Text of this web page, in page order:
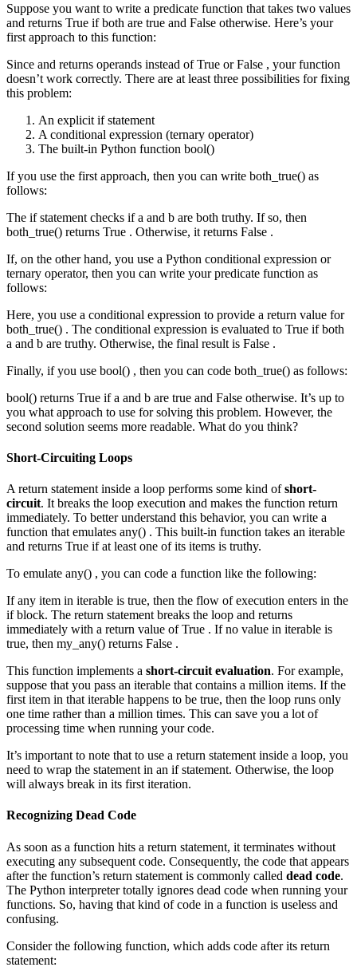
Suppose you want to write a predicate function that takes two values
and returns True if both are true and False otherwise. Here’s your
first approach to this function:
Since and returns operands instead of True or False , your function
doesn’t work correctly. There are at least three possibilities for fixing
this problem:
An explicit if statement
A conditional expression (ternary operator)
The built-in Python function bool()
If you use the first approach, then you can write both_true() as
follows:
The if statement checks if a and b are both truthy. If so, then
both_true() returns True . Otherwise, it returns False .
If, on the other hand, you use a Python conditional expression or
ternary operator, then you can write your predicate function as
follows:
Here, you use a conditional expression to provide a return value for
both_true() . The conditional expression is evaluated to True if both
a and b are truthy. Otherwise, the final result is False .
Finally, if you use bool() , then you can code both_true() as follows:
bool() returns True if a and b are true and False otherwise. It’s up to
you what approach to use for solving this problem. However, the
second solution seems more readable. What do you think?
Short-Circuiting Loops
A return statement inside a loop performs some kind ofshort-
circuit. It breaks the loop execution and makes the function return
immediately. To better understand this behavior, you can write a
function that emulates any() . This built-in function takes an iterable
and returns True if at least one of its items is truthy.
To emulate any() , you can code a function like the following:
If any item in iterable is true, then the flow of execution enters in the
if block. The return statement breaks the loop and returns
immediately with a return value of True . If no value in iterable is
true, then my_any() returns False .
This function implements a short-circuit evaluation. For example,
suppose that you pass an iterable that contains a million items. If the
first item in that iterable happens to be true, then the loop runs only
one time rather than a million times. This can save you a lot of
processing time when running your code.
It’s important to note that to use a return statement inside a loop, you
need to wrap the statement in an if statement. Otherwise, the loop
will always break in its first iteration.
Recognizing Dead Code
As soon as a function hits a return statement, it terminates without
executing any subsequent code. Consequently, the code that appears
after the function’s return statement is commonly called dead code.
The Python interpreter totally ignores dead code when running your
functions. So, having that kind of code in a function is useless and
confusing.
Consider the following function, which adds code after its return
statement: